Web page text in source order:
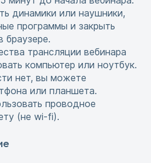
динамики или наушники,
программы и закрыть
браузере.
трансляции вебинара
компьютер или ноутбук.
нет, вы можете
или планшета.
проводное
(не wi-fi).